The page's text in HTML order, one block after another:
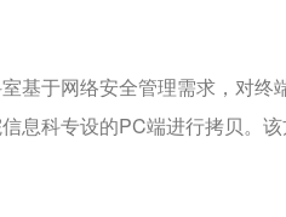
基于网络安全管理需求，对
息科专设的PC端进行拷贝。